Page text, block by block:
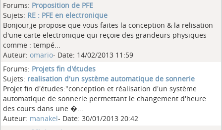
Forums: Proposition de PFE
Sujets: RE : PFE en electronique
Bonjour,je propose que vous faites la conception & la relisation
d'une carte electronique qui reçoie des grandeurs physiques
comme : tempé...
Auteur: omario- Date: 14/02/2013 11:59
Forums: Projets fin d'études
Sujets: realisation d'un système automatique de sonnerie
Projet fin d'études:"conception et réalisation d'un système
automatique de sonnerie permettant le changement d'heure
des cours dans une �...
Auteur: manakel- Date: 30/01/2013 20:42